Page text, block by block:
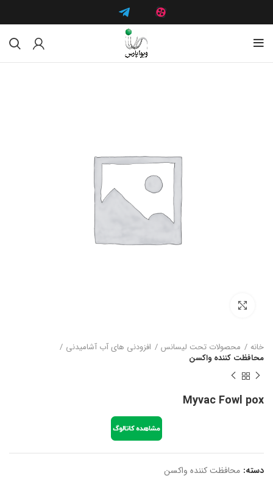
خانه محصولات تحت لیسانس
افزودنی های آب آشامیدنی
محافظت کننده واکسن
Myvac Fowl pox
دسته: محافظت کننده واکسن